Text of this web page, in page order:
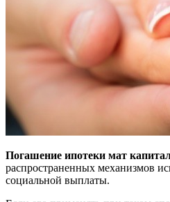
Погашение ипотеки мат
распространенных механизмов
социальной выплаты.